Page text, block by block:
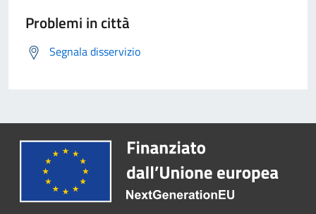
Problemi in città
Segnala disservizio